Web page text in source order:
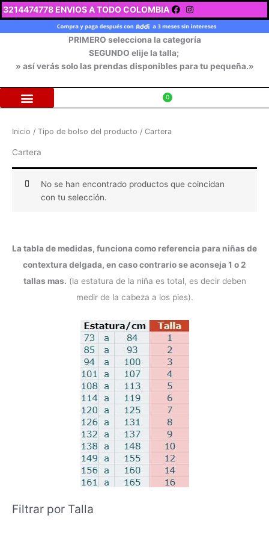
Ir
al
contenido
3214474778 ENVIOS A TODO COLOMBIA
PRIMERO selecciona la categoría
SEGUNDO elije la talla;
» así verás solo las prendas disponibles para tu pequeña.»
0
La tabla de medidas, funciona como referencia para niñas de
contextura delgada, en caso contrario se aconseja 1 o 2
tallas mas. (la estatura de la niña es total, es decir deben
medir de la cabeza a los pies).
Filtrar por Talla
Inicio / Tipo de bolso del producto / Cartera
Cartera
No se han encontrado productos que coincidan
con tu selección.